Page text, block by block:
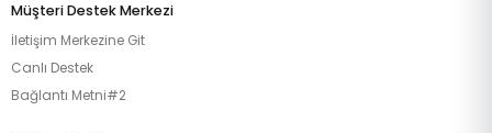
Müşteri Destek Merkezi
İletişim Merkezine Git
Canlı Destek
Bağlantı Metni#2